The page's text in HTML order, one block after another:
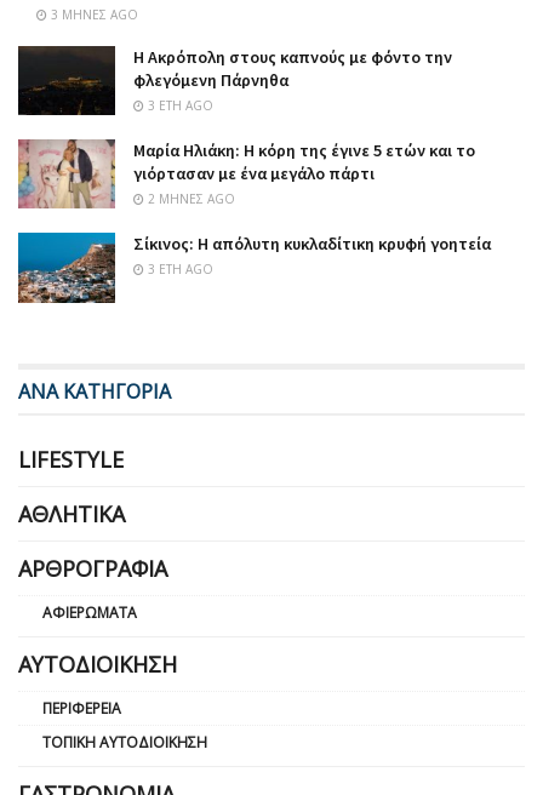
3 ΜΉΝΕΣ AGO
Η Ακρόπολη στους καπνούς με φόντο την
φλεγόμενη Πάρνηθα
3 ΈΤΗ AGO
Μαρία Ηλιάκη: Η κόρη της έγινε 5 ετών και το
γιόρτασαν με ένα μεγάλο πάρτι
2 ΜΉΝΕΣ AGO
Σίκινος: Η απόλυτη κυκλαδίτικη κρυφή γοητεία
3 ΈΤΗ AGO
ΑΝΑ ΚΑΤΗΓΟΡΙΑ
LIFESTYLE
ΑΘΛΗΤΙΚΆ
ΑΡΘΡΟΓΡΑΦΊΑ
ΑΦΙΕΡΏΜΑΤΑ
ΑΥΤΟΔΙΟΊΚΗΣΗ
ΠΕΡΙΦΈΡΕΙΑ
ΤΟΠΙΚΉ ΑΥΤΟΔΙΟΊΚΗΣΗ